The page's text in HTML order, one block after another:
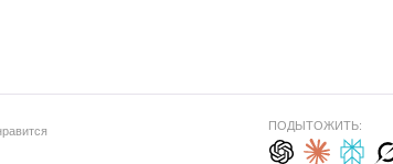
ПОДЫТОЖИТЬ: